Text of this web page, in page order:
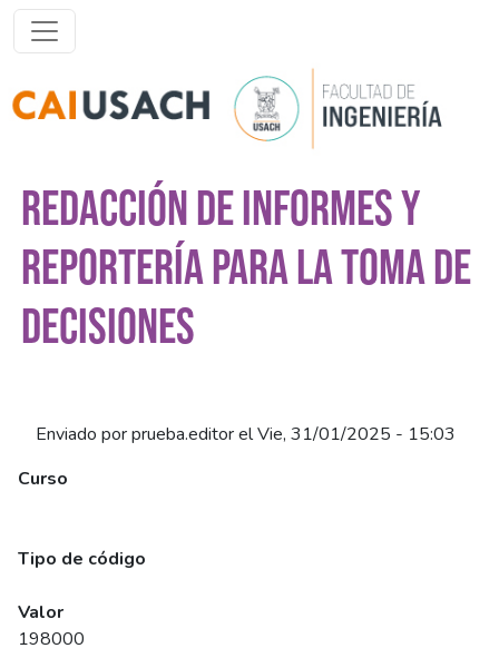
Pasar al contenido principal
REDACCIÓN DE INFORMES Y
REPORTERÍA PARA LA TOMA DE
DECISIONES
Enviado porprueba.editorelVie, 31/01/2025 - 15:03
Curso
Tipo de código
Valor
198000